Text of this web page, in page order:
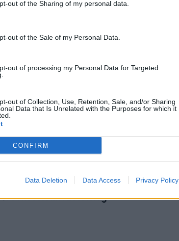
out of the Sharing of my personal data.
out of the Sale of my Personal Data.
out of processing my Personal Data for Targeted
out of Collection, Use, Retention, Sale, and/or Sharing
Data that Is Unrelated with the Purposes for which it
CONFIRM
Data Deletion Data Access Privacy Policy
a PC Guru tartalmairól véletlenül
sem feledkezett meg